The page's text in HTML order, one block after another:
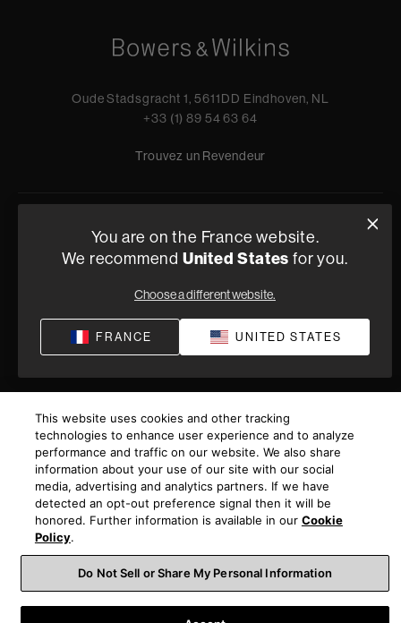
Oude Stadsgracht 1, 5611DD Eindhoven, NL
+33 (1) 89 54 63 64
Trouvez un Revendeur
Politique de confidentialitéConditions de venteCompliance
Termes et Conditions de Fourniture
Harman International Industries, Incorporated. All
You are on the France website.
We recommend United States for you.
Choose a different website.
FRANCE UNITED STATES
This website uses cookies and other tracking
technologies to enhance user experience and to analyze
performance and traffic on our website. We also share
information about your use of our site with our social
media, advertising and analytics partners. If we have
detected an opt-out preference signal then it will be
honored. Further information is available in our Cookie
Policy.
Do Not Sell or Share My Personal Information